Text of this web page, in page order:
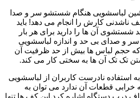
لباسشویی هنگام شستشو سر و صدا
ناشدنی کارش را انجام می دهد! باید
آن ها را دارید برای هر بار
سر و صدای بی حد و اندازه لباسشویی
حجم لباس ها بیش از حد ظرفیت آن
تک تک آن ها به سختی کار می کند.
به استفاده نادرست کاربران از لباسشویی
خرابی قطعات آن ندارد می توان به
درب دستگاه اشاره کرد.این کف ها تنها